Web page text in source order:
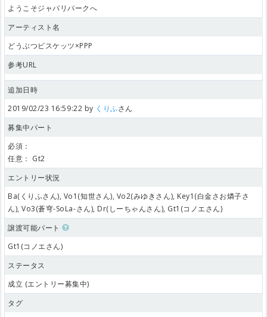
ようこそジャパリパークへ
アーティスト名
どうぶつビスケッツ×PPP
参考URL
追加日時
2019/02/23 16:59:22 by くりふさん
募集中パート
必須：
任意： Gt2
エントリー状況
Ba(くりふさん), Vo1(知世さん), Vo2(みゆきさん), Key1(白金さお燐子さ
ん), Vo3(蒼穹-SoLa-さん), Dr(しーちゃんさん), Gt1(コノエさん)
譲渡可能パート
Gt1(コノエさん)
ステータス
成立 (エントリー募集中)
タグ